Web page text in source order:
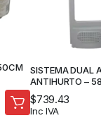
SISTEMA DUAL
ANTIHURTO –
$739.43
Inc IVA